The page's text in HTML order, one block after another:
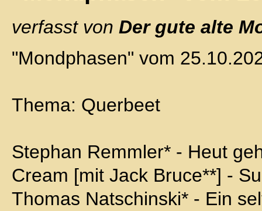
verfasst von Der gute alte
"Mondphasen" vom
Thema: Querbeet
Stephan Remmler* - Heut
Cream [mit Jack Bruce**] -
Thomas Natschinski* - Ein